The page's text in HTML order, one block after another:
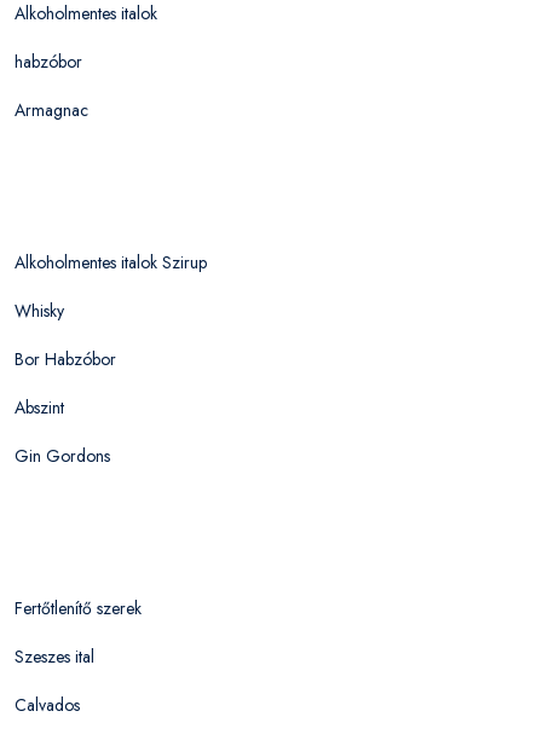
Alkoholmentes italok
habzóbor
Armagnac
Alkoholmentes italok Szirup
Whisky
Bor Habzóbor
Abszint
Gin Gordons
Fertőtlenítő szerek
Szeszes ital
Calvados